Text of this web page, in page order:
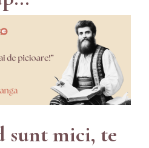
sunt mici, te